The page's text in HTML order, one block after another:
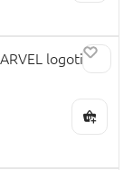
logotipas